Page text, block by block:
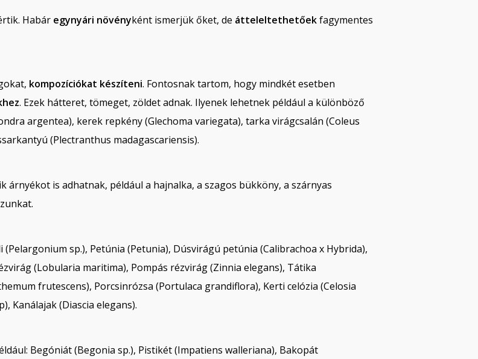
Habár egynyári növényként ismerjük őket, de átteleltethetőekfagymentes
kompozíciókat készíteni. Fontosnak tartom, hogy mindkét esetben
. Ezek hátteret, tömeget, zöldet adnak. Ilyenek lehetnek például a különböző
argentea), kerek repkény (Glechoma variegata), tarka virágcsalán (Coleus
(Plectranthus madagascariensis).
árnyékot is adhatnak, például a hajnalka, a szagos bükköny, a szárnyas
(Pelargonium sp.), Petúnia (Petunia), Dúsvirágú petúnia (Calibrachoa x Hybrida),
(Lobularia maritima), Pompás rézvirág (Zinnia elegans), Tátika
frutescens), Porcsinrózsa (Portulaca grandiflora), Kerti celózia (Celosia
Kanálajak (Diascia elegans).
Begóniát (Begonia sp.), Pistikét (Impatiens walleriana), Bakopát